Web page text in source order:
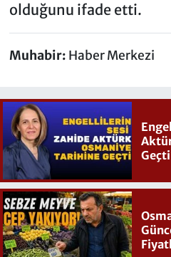
olduğunu ifade etti.
Muhabir: Haber Merkezi
Geçti